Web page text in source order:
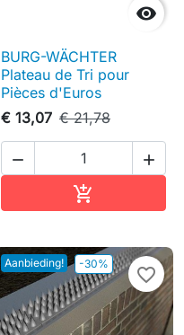

BURG-WÄCHTER
Plateau de Tri pour
Pièces d'Euros
€ 13,07 € 21,78
 

Aanbieding! -30%
favorite_border